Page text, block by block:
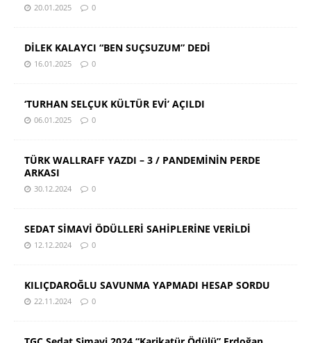
20.01.2025 0
DİLEK KALAYCI “BEN SUÇSUZUM” DEDİ
16.01.2025 0
‘TURHAN SELÇUK KÜLTÜR EVİ’ AÇILDI
06.01.2025 0
TÜRK WALLRAFF YAZDI – 3 / PANDEMİNİN PERDE
ARKASI
30.12.2024 0
SEDAT SİMAVİ ÖDÜLLERİ SAHİPLERİNE VERİLDİ
12.12.2024 0
KILIÇDAROĞLU SAVUNMA YAPMADI HESAP SORDU
22.11.2024 0